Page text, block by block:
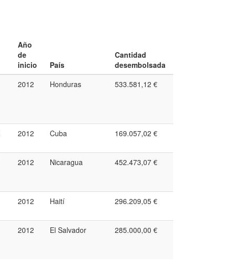
Año
de
inicio
País
Cantidad
desembolsada
2012 Honduras 533.581,12 €
2012 Cuba 169.057,02 €
2012 Nicaragua 452.473,07 €
2012 Haití 296.209,05 €
2012 El Salvador 285.000,00 €